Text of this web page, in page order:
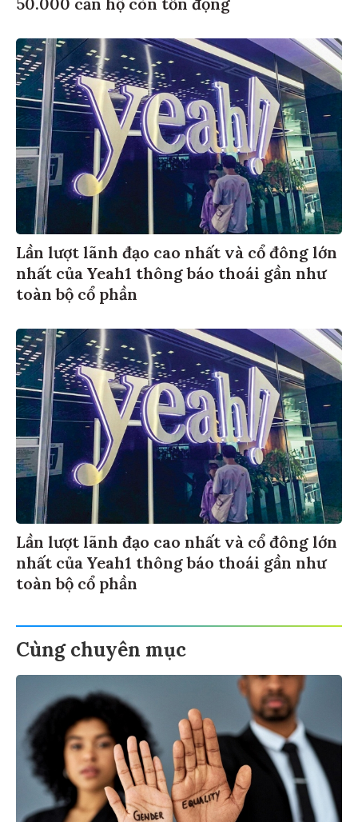
50.000 căn hộ còn tồn đọng
Lần lượt lãnh đạo cao nhất và cổ đông lớn
nhất của Yeah1 thông báo thoái gần như
toàn bộ cổ phần
Lần lượt lãnh đạo cao nhất và cổ đông lớn
nhất của Yeah1 thông báo thoái gần như
toàn bộ cổ phần
Cùng chuyên mục